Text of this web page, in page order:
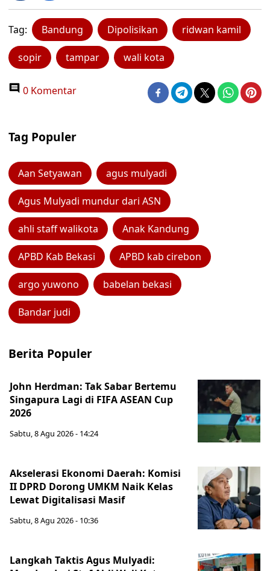
Tag: Bandung Dipolisikan ridwan kamil
sopir tampar wali kota
0 Komentar
Tag Populer
Aan Setyawan agus mulyadi
Agus Mulyadi mundur dari ASN
ahli staff walikota Anak Kandung
APBD Kab Bekasi APBD kab cirebon
argo yuwono babelan bekasi
Bandar judi
Berita Populer
John Herdman: Tak Sabar Bertemu
Singapura Lagi di FIFA ASEAN Cup
2026
Sabtu, 8 Agu 2026 - 14:24
Akselerasi Ekonomi Daerah: Komisi
II DPRD Dorong UMKM Naik Kelas
Lewat Digitalisasi Masif
Sabtu, 8 Agu 2026 - 10:36
Langkah Taktis Agus Mulyadi: